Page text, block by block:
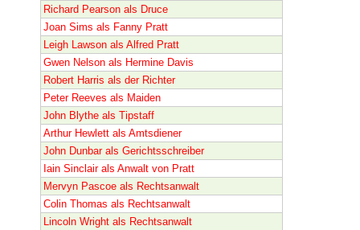
Richard Pearson als Druce
Joan Sims als Fanny Pratt
Leigh Lawson als Alfred Pratt
Gwen Nelson als Hermine Davis
Robert Harris als der Richter
Peter Reeves als Maiden
John Blythe als Tipstaff
Arthur Hewlett als Amtsdiener
John Dunbar als Gerichtsschreiber
Iain Sinclair als Anwalt von Pratt
Mervyn Pascoe als Rechtsanwalt
Colin Thomas als Rechtsanwalt
Lincoln Wright als Rechtsanwalt